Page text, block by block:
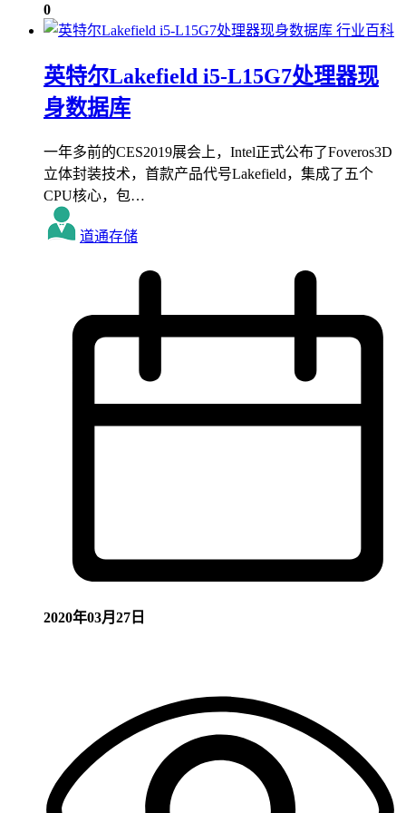
0
行业百科
英特尔Lakefield i5-L15G7处理器现
身数据库
一年多前的CES2019展会上，Intel正式公布了Foveros3D
立体封装技术，首款产品代号Lakefield，集成了五个
CPU核心，包…
道通存储
2020年03月27日